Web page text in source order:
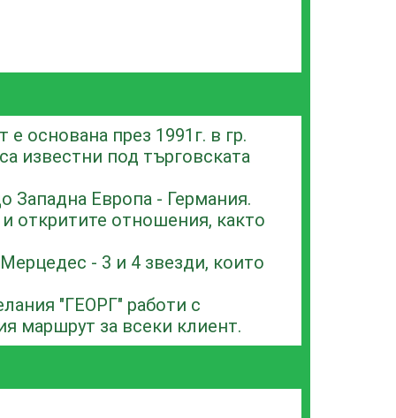
основана през 1991г. в гр.
известни под търговската
Западна Европа - Германия.
откритите отношения, както
- 3 и 4 звезди, които
"ГЕОРГ" работи с
маршрут за всеки клиент.